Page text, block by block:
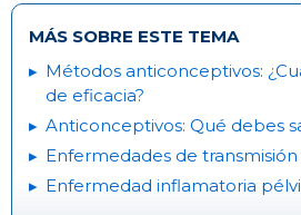
MÁS SOBRE ESTE TEMA
Métodos anticonceptivos:
de eficacia?
Anticonceptivos: Qué debes
Enfermedades de transmisión
Enfermedad inflamatoria